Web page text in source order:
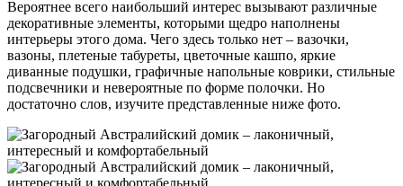
Вероятнее всего наибольший интерес вызывают различные
декоративные элементы, которыми щедро наполнены
интерьеры этого дома. Чего здесь только нет – вазочки,
вазоны, плетеные табуреты, цветочные кашпо, яркие
диванные подушки, графичные напольные коврики, стильные
подсвечники и невероятные по форме полочки. Но
достаточно слов, изучите представленные ниже фото.